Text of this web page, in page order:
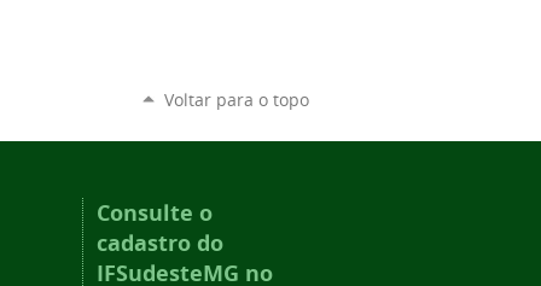
Voltar para o topo
Consulte o
cadastro do
IFSudesteMG no